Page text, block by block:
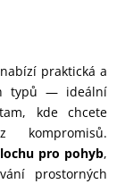
nabízí praktická a
typů — ideální
kde chcete
kompromisů.
pro pohyb,
prostorných